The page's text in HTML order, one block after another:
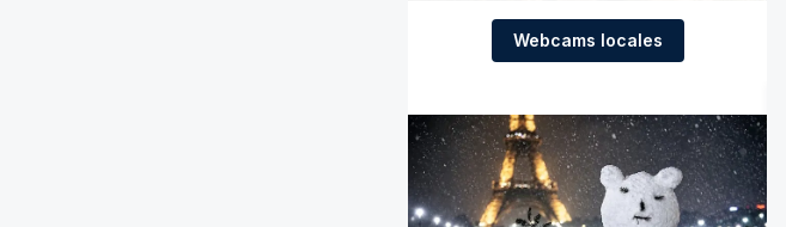
Webcams locales